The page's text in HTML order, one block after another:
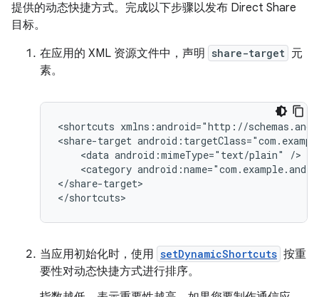
提供的动态快捷方式。完成以下步骤以发布 Direct Share
目标。
在应用的 XML 资源文件中，声明
share-target 元
素。
<shortcuts xmlns:android="http://
<share-target
<data android:mimeType="text/plain"
<category
</share-target>
当应用初始化时，使用 setDynamicShortcuts 按重
要性对动态快捷方式进行排序。